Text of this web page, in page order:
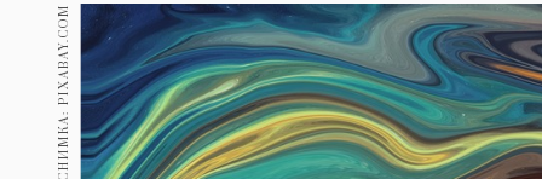
Пътувай 237
Здраве 389
Gentlemen